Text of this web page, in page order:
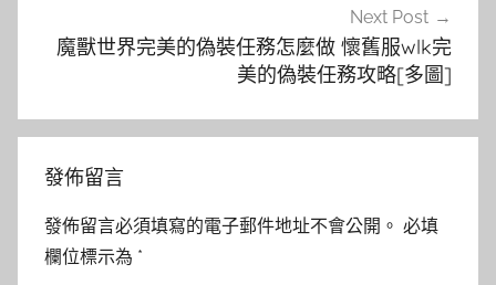
Next Post
魔獸世界完美的偽裝任務怎麼做 懷舊服wlk完
美的偽裝任務攻略[多圖]
發佈留言
發佈留言必須填寫的電子郵件地址不會公開。 必填
欄位標示為 *